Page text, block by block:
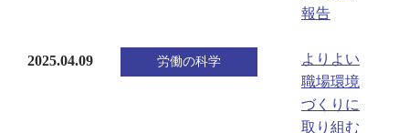
報告
2025.04.09 労働の科学
よりよい
職場環境
づくりに
取り組む